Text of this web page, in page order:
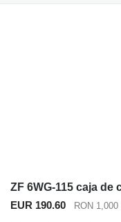
EUR 190.60 RON 1,000